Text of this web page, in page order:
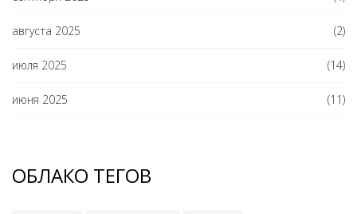
августа 2025 (2)
июля 2025 (14)
июня 2025 (11)
ОБЛАКО ТЕГОВ